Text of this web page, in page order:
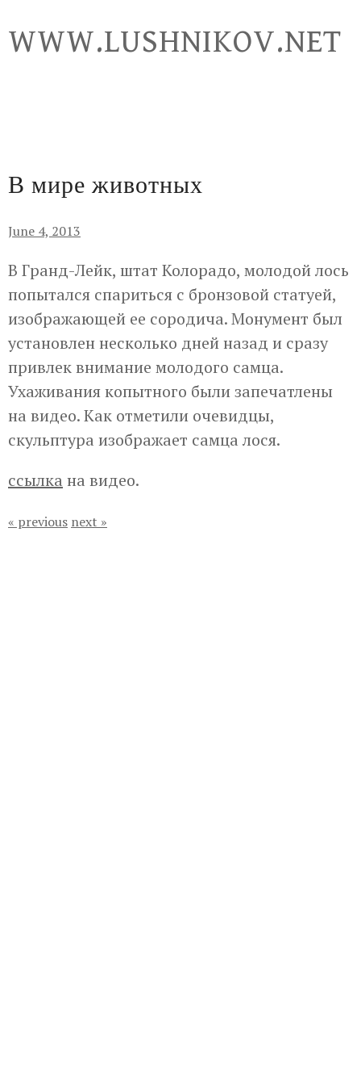
to
WWW.LUSHNIKOV.NET
В мире животных
June 4, 2013
В Гранд-Лейк, штат Колорадо, молодой лось
попытался спариться с бронзовой статуей,
изображающей ее сородича. Монумент был
установлен несколько дней назад и сразу
привлек внимание молодого самца.
Ухаживания копытного были запечатлены
на видео. Как отметили очевидцы,
скульптура изображает самца лося.
ссылка на видео.
« previous next »